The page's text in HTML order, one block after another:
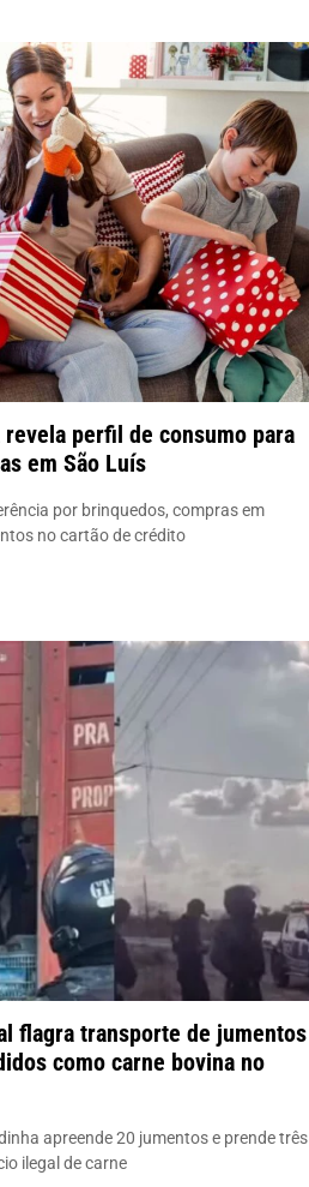
perfil de consumo para
em São Luís
por brinquedos, compras em
no cartão de crédito
flagra transporte de jumentos
como carne bovina no
apreende 20 jumentos e prende três
ilegal de carne